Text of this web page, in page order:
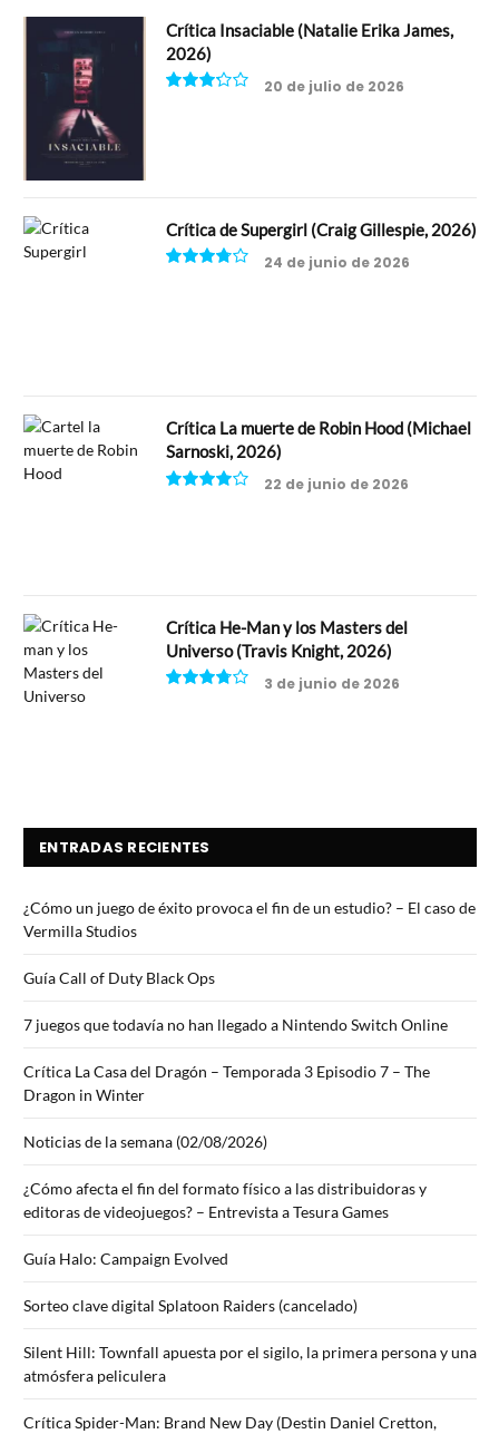
Crítica Insaciable (Natalie Erika James,
2026)
20 de julio de 2026
Crítica de Supergirl (Craig Gillespie, 2026)
24 de junio de 2026
Crítica La muerte de Robin Hood (Michael
Sarnoski, 2026)
22 de junio de 2026
Crítica He-Man y los Masters del
Universo (Travis Knight, 2026)
3 de junio de 2026
ENTRADAS RECIENTES
¿Cómo un juego de éxito provoca el fin de un estudio? – El caso de
Vermilla Studios
Guía Call of Duty Black Ops
7 juegos que todavía no han llegado a Nintendo Switch Online
Crítica La Casa del Dragón – Temporada 3 Episodio 7 – The
Dragon in Winter
Noticias de la semana (02/08/2026)
¿Cómo afecta el fin del formato físico a las distribuidoras y
editoras de videojuegos? – Entrevista a Tesura Games
Guía Halo: Campaign Evolved
Sorteo clave digital Splatoon Raiders (cancelado)
Silent Hill: Townfall apuesta por el sigilo, la primera persona y una
atmósfera peliculera
Crítica Spider-Man: Brand New Day (Destin Daniel Cretton,